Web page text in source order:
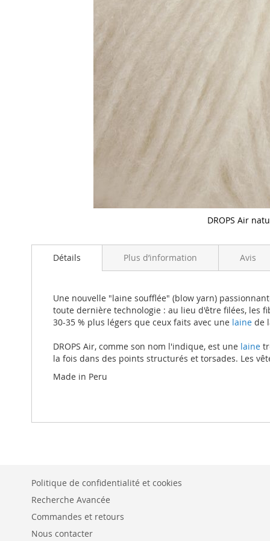
DROPS Air
to
images
gallery
Détails
Une nouvelle "laine soufflée" (blow yarn)
toute dernière technologie : au lieu d'être filées, les
30-35 % plus légers que ceux faits avec une laine de
DROPS Air, comme son nom l'indique, est une laine
la fois dans des points structurés et torsades. Les
Made in Peru
Plus d’information Avis
Politique de confidentialité et cookies
Recherche Avancée
Commandes et retours
Nous contacter